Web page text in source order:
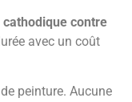
contre
avec un coût
peinture. Aucune